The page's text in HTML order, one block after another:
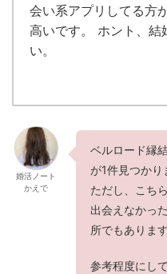
会い系アプリしてる方
高いです。 ホント、結
い。
婚活ノート
かえで
ベルロード縁
が1件見つかり
ただし、こち
出会えなかっ
所でもあります
参考程度にし